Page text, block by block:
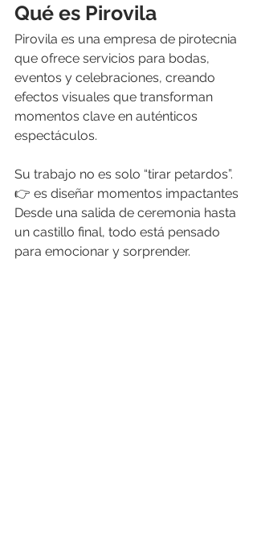
Qué es Pirovila
Pirovila es una empresa de pirotecnia
que ofrece servicios para bodas,
eventos y celebraciones, creando
efectos visuales que transforman
momentos clave en auténticos
espectáculos.
Su trabajo no es solo “tirar petardos”.
👉 es diseñar momentos impactantes
Desde una salida de ceremonia hasta
un castillo final, todo está pensado
para emocionar y sorprender.